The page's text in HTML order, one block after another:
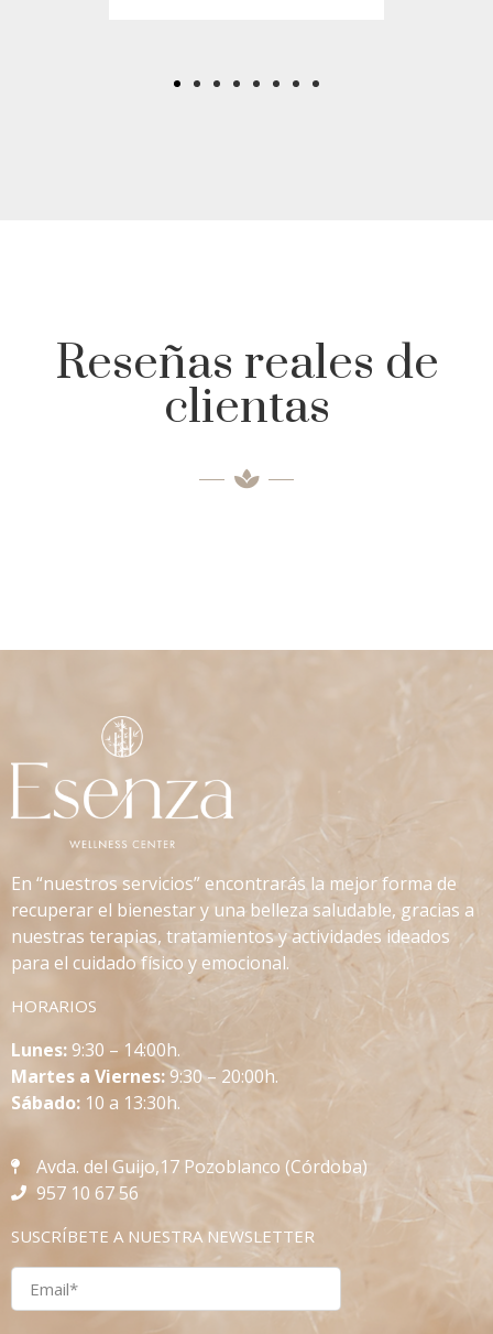
Reseñas reales de
clientas
En “nuestros servicios” encontrarás la mejor forma de
recuperar el bienestar y una belleza saludable, gracias a
nuestras terapias, tratamientos y actividades ideados
para el cuidado físico y emocional.
HORARIOS
Lunes:9:30 – 14:00h.
Martes a Viernes:9:30 – 20:00h.
Sábado: 10 a 13:30h.
Avda. del Guijo,17 Pozoblanco (Córdoba)
957 10 67 56
SUSCRÍBETE A NUESTRA NEWSLETTER